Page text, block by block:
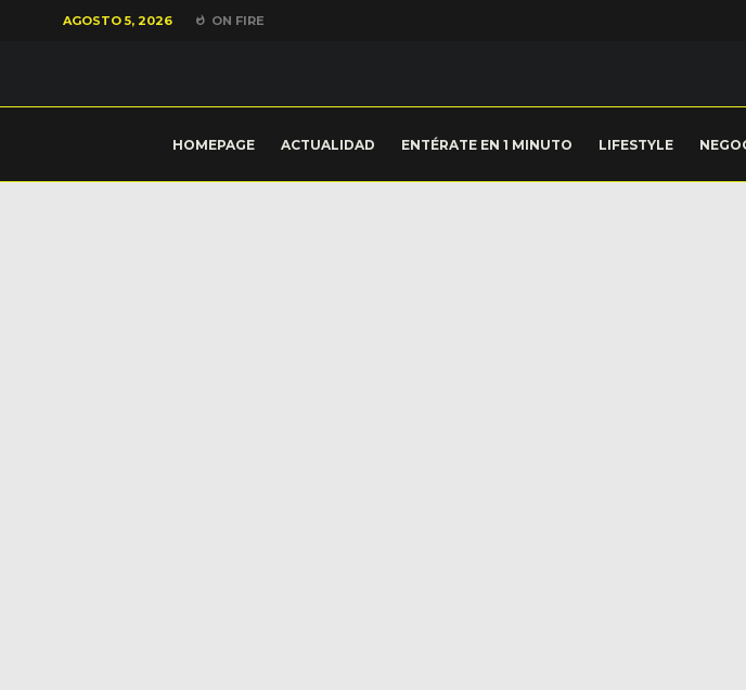
AGOSTO 5, 2026 ON FIRE
HOMEPAGE ACTUALIDAD ENTÉRATE EN 1 MINUTO LIFESTYLE